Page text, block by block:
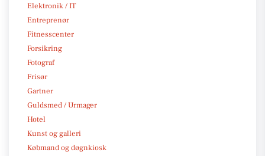
Elektronik / IT
Entreprenør
Fitnesscenter
Forsikring
Fotograf
Frisør
Gartner
Guldsmed / Urmager
Hotel
Kunst og galleri
Købmand og døgnkiosk